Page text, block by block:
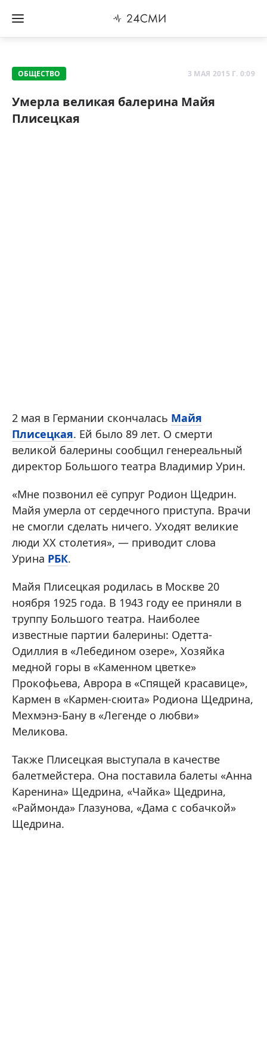
ОБЩЕСТВО 3 МАЯ 2015 Г. 0:09
Умерла великая балерина Майя
Плисецкая
2 мая в Германии скончалась Майя
Плисецкая. Ей было 89 лет. О смерти
великой балерины сообщил генереальный
директор Большого театра Владимир Урин.
«Мне позвонил её супруг Родион Щедрин.
Майя умерла от сердечного приступа. Врачи
не смогли сделать ничего. Уходят великие
люди XX столетия», — приводит слова
Урина РБК.
Майя Плисецкая родилась в Москве 20
ноября 1925 года. В 1943 году ее приняли в
труппу Большого театра. Наиболее
известные партии балерины: Одетта-
Одиллия в «Лебедином озере», Хозяйка
медной горы в «Каменном цветке»
Прокофьева, Аврора в «Спящей красавице»,
Кармен в «Кармен-сюита» Родиона Щедрина,
Мехмэнэ-Бану в «Легенде о любви»
Меликова.
Также Плисецкая выступала в качестве
балетмейстера. Она поставила балеты «Анна
Каренина» Щедрина, «Чайка» Щедрина,
«Раймонда» Глазунова, «Дама с собачкой»
Щедрина.